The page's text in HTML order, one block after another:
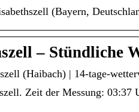
(Bayern,
– Stündliche
(Haibach) | 14-tage-
Zeit der Messung: